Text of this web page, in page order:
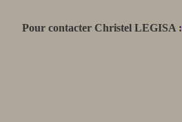
Pour contacter Christel LEGISA :